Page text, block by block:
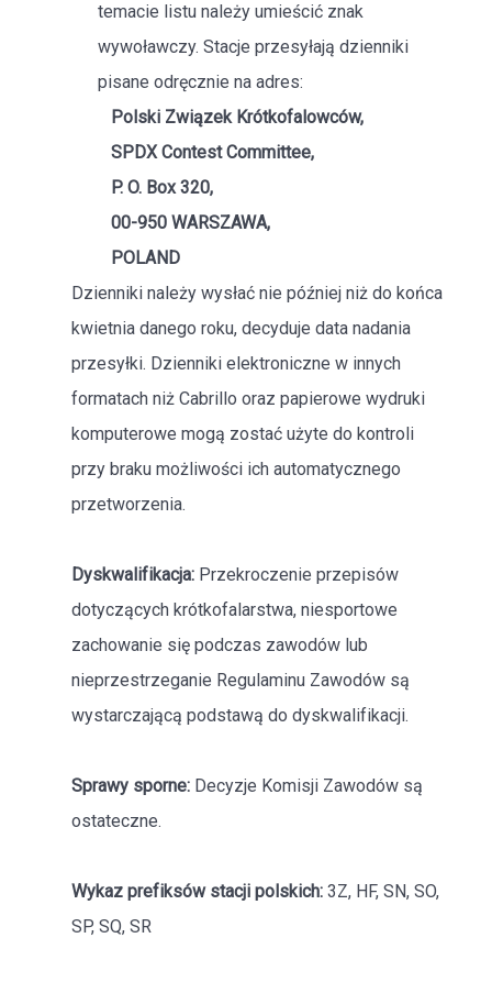
temacie listu należy umieścić znak
wywoławczy. Stacje przesyłają dzienniki
pisane odręcznie na adres:
Polski Związek Krótkofalowców,
SPDX Contest Committee,
P. O. Box 320,
00-950 WARSZAWA,
POLAND
Dzienniki należy wysłać nie później niż do końca
kwietnia danego roku, decyduje data nadania
przesyłki. Dzienniki elektroniczne w innych
formatach niż Cabrillo oraz papierowe wydruki
komputerowe mogą zostać użyte do kontroli
przy braku możliwości ich automatycznego
przetworzenia.
Dyskwalifikacja: Przekroczenie przepisów
dotyczących krótkofalarstwa, niesportowe
zachowanie się podczas zawodów lub
nieprzestrzeganie Regulaminu Zawodów są
wystarczającą podstawą do dyskwalifikacji.
Sprawy sporne: Decyzje Komisji Zawodów są
ostateczne.
Wykaz prefiksów stacji polskich: 3Z, HF, SN, SO,
SP, SQ, SR